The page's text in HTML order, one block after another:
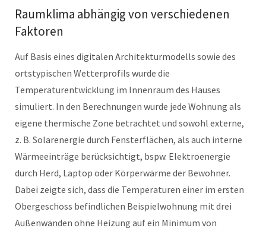
Raumklima abhängig von verschiedenen
Faktoren
Auf Basis eines digitalen Architekturmodells sowie des
ortstypischen Wetterprofils wurde die
Temperaturentwicklung im Innenraum des Hauses
simuliert. In den Berechnungen wurde jede Wohnung als
eigene thermische Zone betrachtet und sowohl externe,
z. B. Solarenergie durch Fensterflächen, als auch interne
Wärmeeinträge berücksichtigt, bspw. Elektroenergie
durch Herd, Laptop oder Körperwärme der Bewohner.
Dabei zeigte sich, dass die Temperaturen einer im ersten
Obergeschoss befindlichen Beispielwohnung mit drei
Außenwänden ohne Heizung auf ein Minimum von